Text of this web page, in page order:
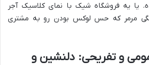
یا یه فروشگاه شیک با نمای کلاسیک آجر
مرمر که حس لوکس بودن رو به مشتری
و تفریحی: دلنشین و